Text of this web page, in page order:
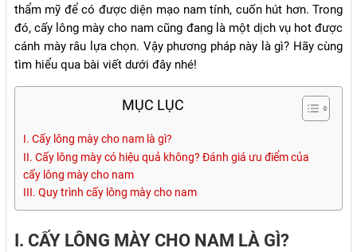
thẩm mỹ để có được diện mạo nam tính, cuốn hút hơn. Trong
đó, cấy lông mày cho nam cũng đang là một dịch vụ hot được
cánh mày râu lựa chọn. Vậy phương pháp này là gì? Hãy cùng
tìm hiểu qua bài viết dưới đây nhé!
MỤC LỤC
I. Cấy lông mày cho nam là gì?
II. Cấy lông mày có hiệu quả không? Đánh giá ưu điểm của
cấy lông mày cho nam
III. Quy trình cấy lông mày cho nam
I. CẤY LÔNG MÀY CHO NAM LÀ GÌ?